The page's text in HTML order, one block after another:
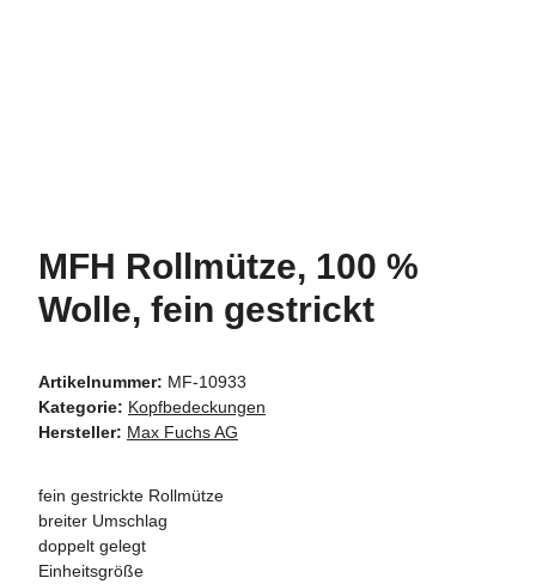
MFH Rollmütze, 100 %
Wolle, fein gestrickt
Artikelnummer: MF-10933
Kategorie: Kopfbedeckungen
Hersteller: Max Fuchs AG
fein gestrickte Rollmütze
breiter Umschlag
doppelt gelegt
Einheitsgröße